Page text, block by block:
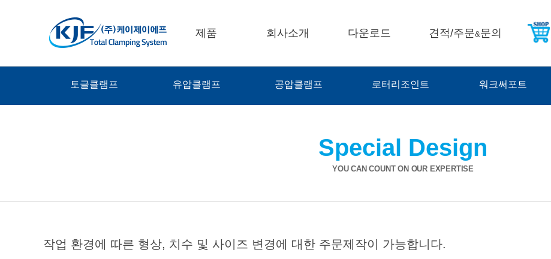
제품 회사소개 다운로드 견적/주문&문의
토글클램프 유압클램프 공압클램프 로터리조인트 워크써포트
Special Design
YOU CAN COUNT ON OUR EXPERTISE
작업 환경에 따른 형상, 치수 및 사이즈 변경에 대한 주문제작이 가능합니다.